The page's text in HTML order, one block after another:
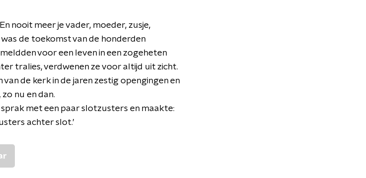
nooit meer je vader, moeder, zusje,
de toekomst van de honderden
voor een leven in een zogeheten
tralies, verdwenen ze voor altijd uit zicht.
de kerk in de jaren zestig opengingen en
nu en dan.
met een paar slotzusters en maakte:
achter slot.’